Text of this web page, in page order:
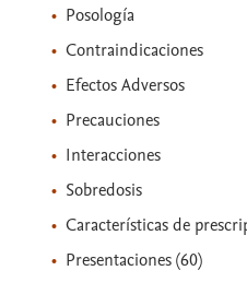
Posología
Contraindicaciones
Efectos Adversos
Precauciones
Interacciones
Sobredosis
Características de
Presentaciones (60)